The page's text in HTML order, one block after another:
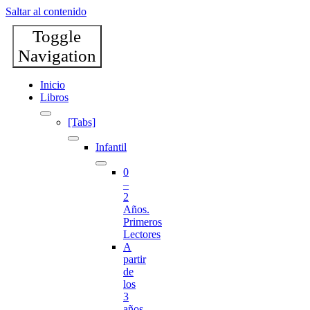
Saltar al contenido
Toggle
Navigation
Inicio
Libros
[Tabs]
Infantil
0
–
2
Años.
Primeros
Lectores
A
partir
de
los
3